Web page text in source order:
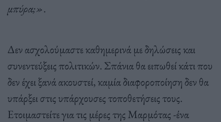
μπύρα;».
Δεν ασχολούμαστε καθημερινά με δηλώσεις και
συνεντεύξεις πολιτικών. Σπάνια θα ειπωθεί κάτι που
δεν έχει ξανά ακουστεί, καμία διαφοροποίηση δεν θα
υπάρξει στις υπάρχουσες τοποθετήσεις τους.
Ετοιμαστείτε για τις μέρες της Μαρμότας -ένα